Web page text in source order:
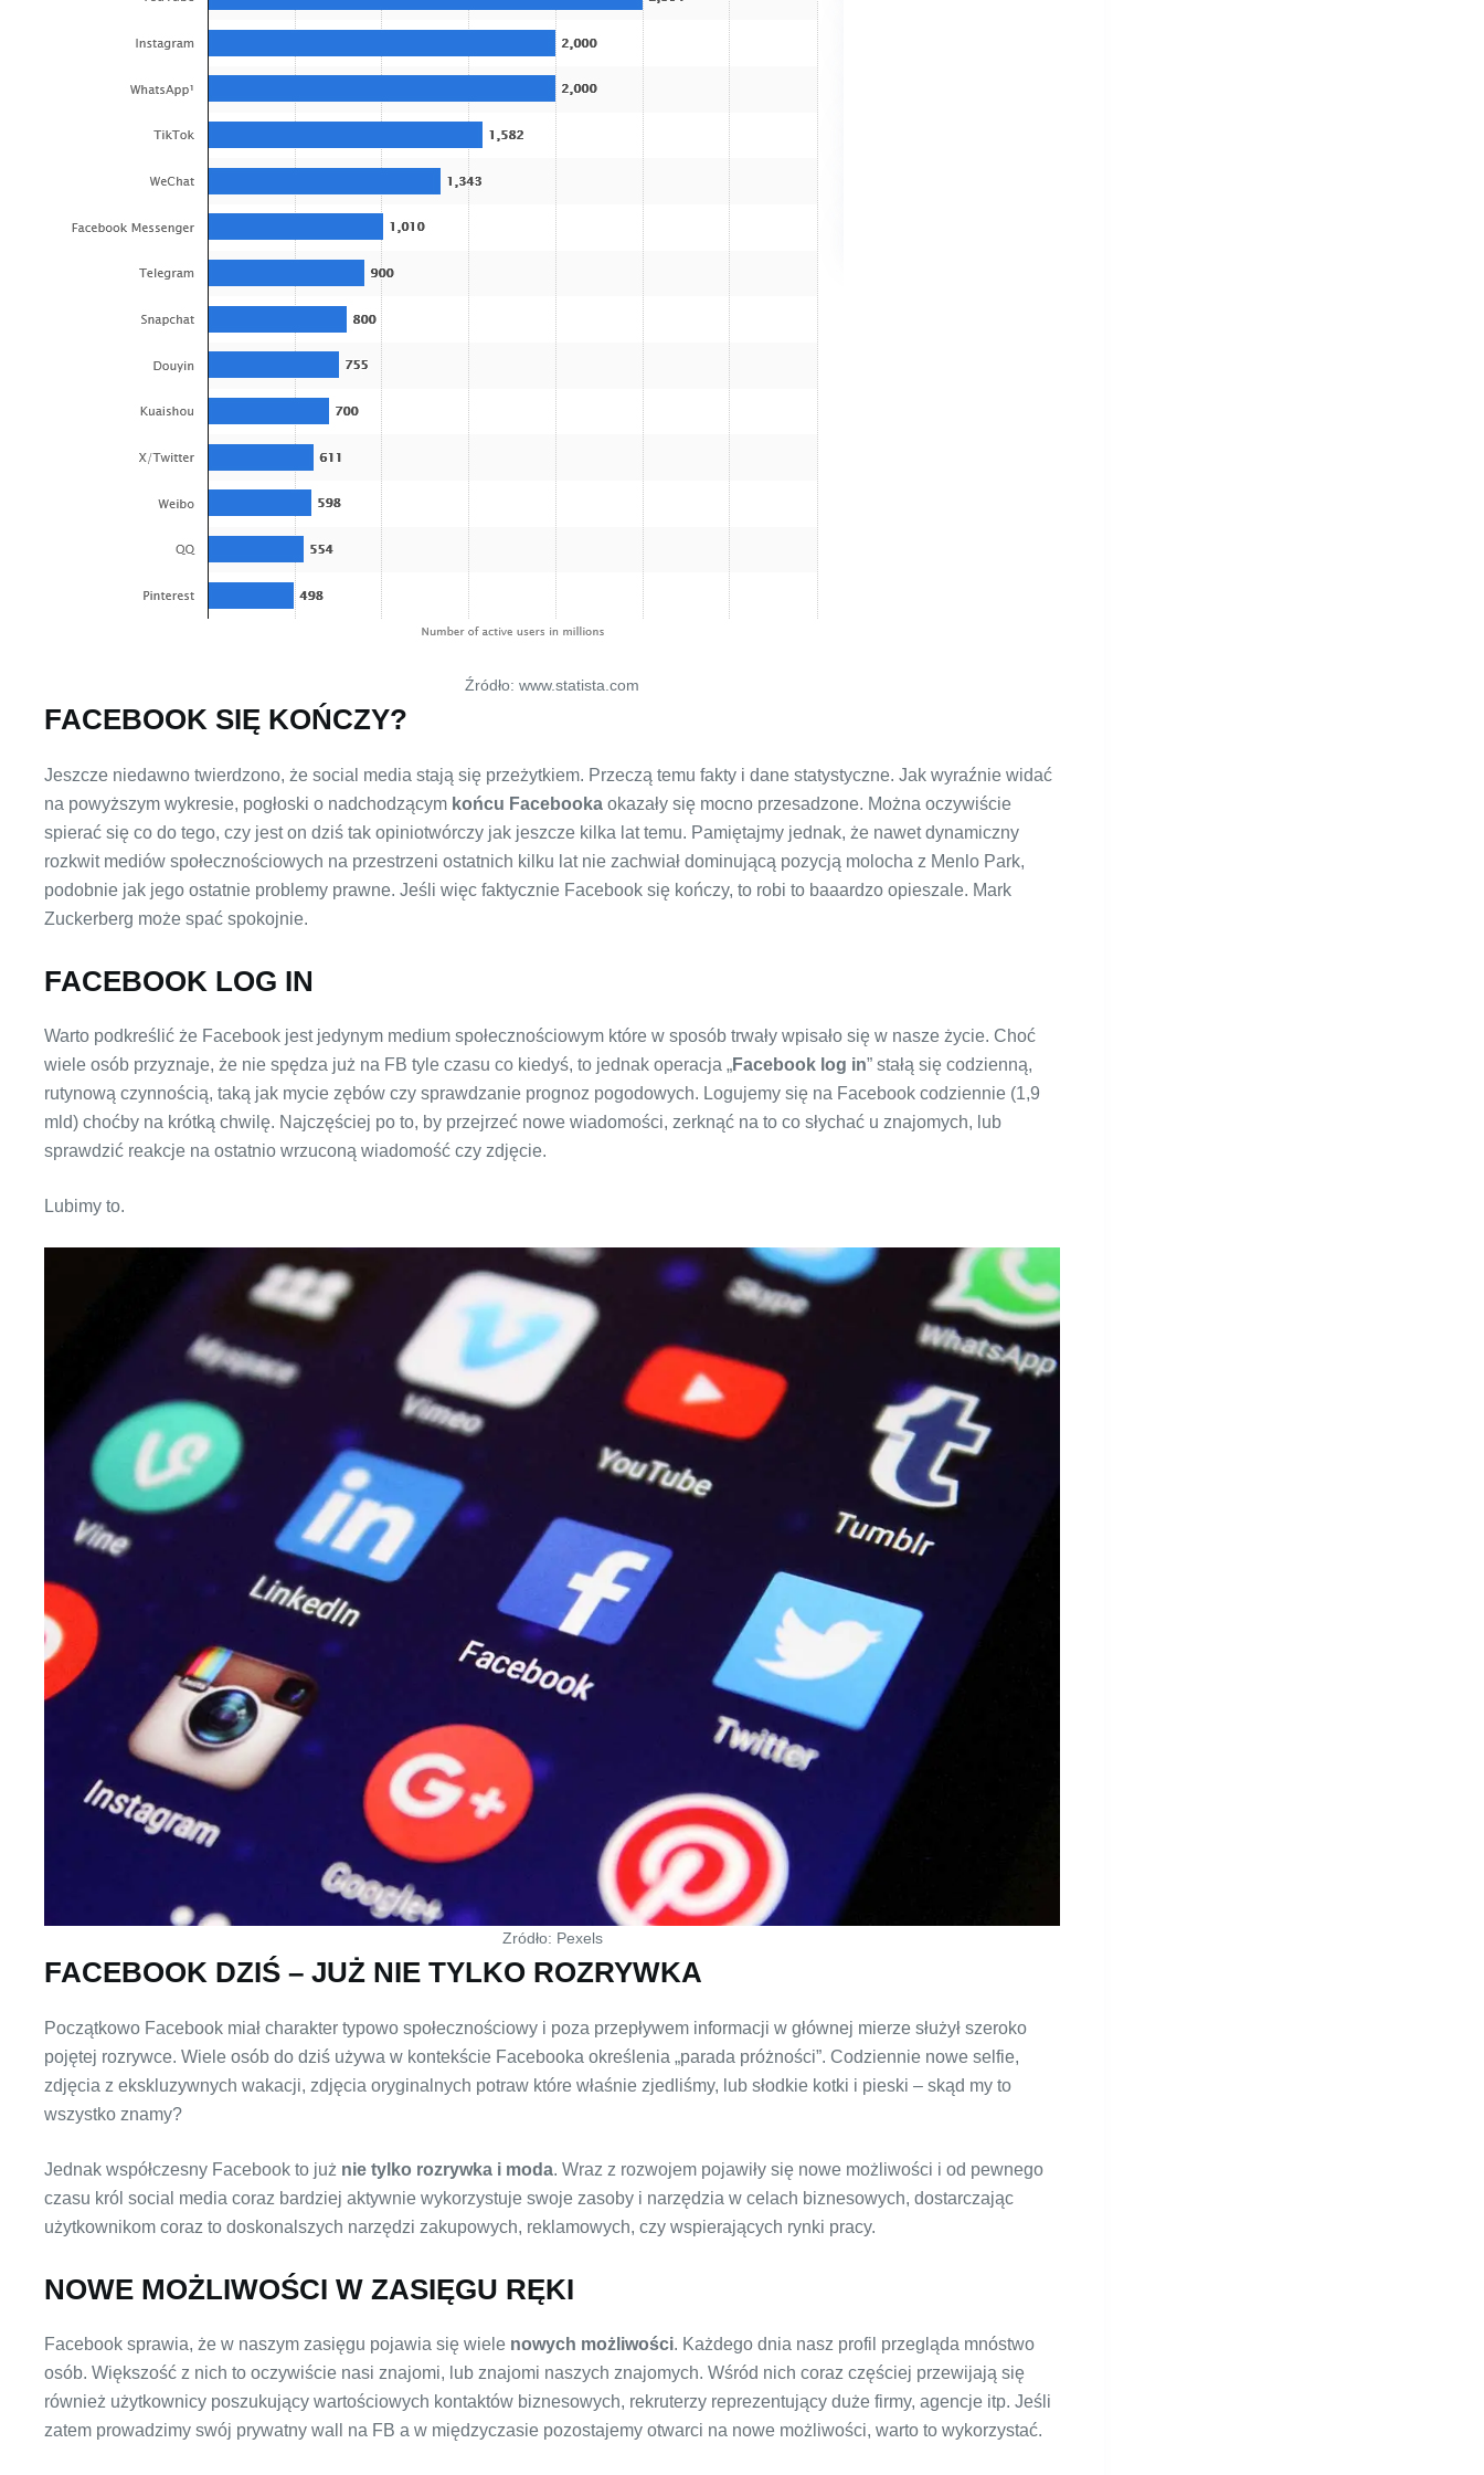
Źródło: www.statista.com
FACEBOOK SIĘ KOŃCZY?
Jeszcze niedawno twierdzono, że social media stają się przeżytkiem. Przeczą temu fakty i dane statystyczne. Jak wyraźnie widać
na powyższym wykresie, pogłoski o nadchodzącym końcu Facebooka okazały się mocno przesadzone. Można oczywiście
spierać się co do tego, czy jest on dziś tak opiniotwórczy jak jeszcze kilka lat temu. Pamiętajmy jednak, że nawet dynamiczny
rozkwit mediów społecznościowych na przestrzeni ostatnich kilku lat nie zachwiał dominującą pozycją molocha z Menlo Park,
podobnie jak jego ostatnie problemy prawne. Jeśli więc faktycznie Facebook się kończy, to robi to baaardzo opieszale. Mark
Zuckerberg może spać spokojnie.
FACEBOOK LOG IN
Warto podkreślić że Facebook jest jedynym medium społecznościowym które w sposób trwały wpisało się w nasze życie. Choć
wiele osób przyznaje, że nie spędza już na FB tyle czasu co kiedyś, to jednak operacja „Facebook log in” stałą się codzienną,
rutynową czynnością, taką jak mycie zębów czy sprawdzanie prognoz pogodowych. Logujemy się na Facebook codziennie (1,9
mld) choćby na krótką chwilę. Najczęściej po to, by przejrzeć nowe wiadomości, zerknąć na to co słychać u znajomych, lub
sprawdzić reakcje na ostatnio wrzuconą wiadomość czy zdjęcie.
Lubimy to.
Zródło: Pexels
FACEBOOK DZIŚ – JUŻ NIE TYLKO ROZRYWKA
Początkowo Facebook miał charakter typowo społecznościowy i poza przepływem informacji w głównej mierze służył szeroko
pojętej rozrywce. Wiele osób do dziś używa w kontekście Facebooka określenia „parada próżności”. Codziennie nowe selfie,
zdjęcia z ekskluzywnych wakacji, zdjęcia oryginalnych potraw które właśnie zjedliśmy, lub słodkie kotki i pieski – skąd my to
wszystko znamy?
Jednak współczesny Facebook to już nie tylko rozrywka i moda. Wraz z rozwojem pojawiły się nowe możliwości i od pewnego
czasu król social media coraz bardziej aktywnie wykorzystuje swoje zasoby i narzędzia w celach biznesowych, dostarczając
użytkownikom coraz to doskonalszych narzędzi zakupowych, reklamowych, czy wspierających rynki pracy.
NOWE MOŻLIWOŚCI W ZASIĘGU RĘKI
Facebook sprawia, że w naszym zasięgu pojawia się wiele nowych możliwości. Każdego dnia nasz profil przegląda mnóstwo
osób. Większość z nich to oczywiście nasi znajomi, lub znajomi naszych znajomych. Wśród nich coraz częściej przewijają się
również użytkownicy poszukujący wartościowych kontaktów biznesowych, rekruterzy reprezentujący duże firmy, agencje itp. Jeśli
zatem prowadzimy swój prywatny wall na FB a w międzyczasie pozostajemy otwarci na nowe możliwości, warto to wykorzystać.